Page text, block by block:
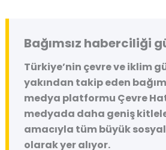
Bağımsız haberciliği
Türkiye’nin çevre ve iklim
yakından takip eden
medya platformu Çevre
medyada daha geniş
amacıyla tüm büyük
olarak yer alıyor.